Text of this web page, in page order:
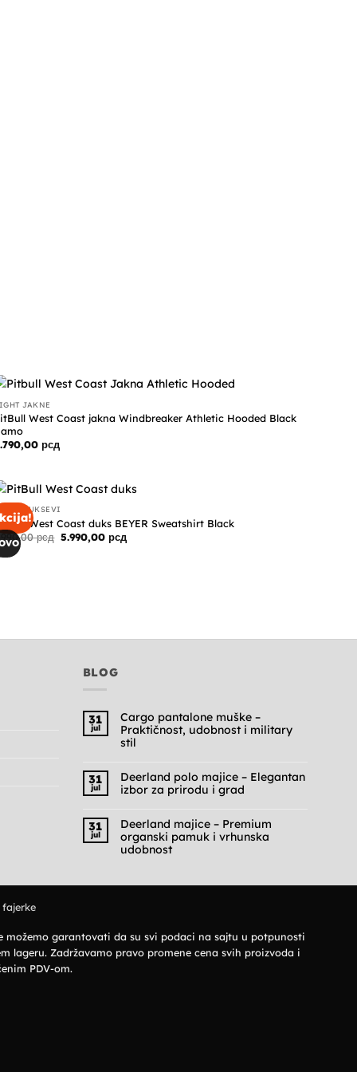
JAKNE
West Coast jakna Windbreaker Athletic Hooded Black
рсд
DUKSEVI
West Coast duks BEYER Sweatshirt Black
рсд Originalna
5.990,00рсд
cena
BLOG
31
jul
Cargo pantalone muške –
Praktičnost, udobnost i military
stil
na
Cargo
pantalone
Praktičnost,
udobnost
i
military
stil
31
jul
Deerland polo majice – Elegantan
izbor za prirodu i grad
na
Deerland
polo
majice
–
31
jul
Deerland majice – Premium
organski pamuk i vrhunska
udobnost
pamuk
i
vrhunska
udobnost
garantovati da su svi podaci na sajtu u potpunosti
lageru. Zadržavamo pravo promene cena svih proizvoda i
PDV-om.